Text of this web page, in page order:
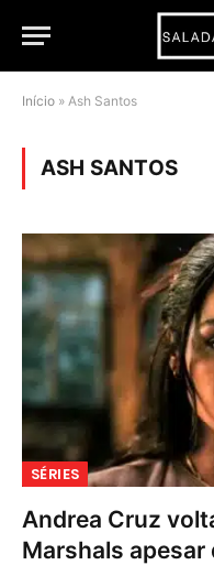
Início » Ash Santos
ASH SANTOS
SÉRIES
Andrea Cruz
Marshals apesar